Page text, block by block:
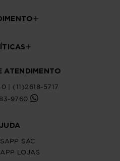
ATENDIMENTO
| (11)2618-5717
9760
SAC
LOJAS